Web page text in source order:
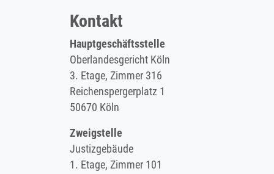
Kontakt
Hauptgeschäftsstelle
Oberlandesgericht Köln
3. Etage, Zimmer 316
Reichenspergerplatz 1
50670 Köln
Zweigstelle
Justizgebäude
1. Etage, Zimmer 101